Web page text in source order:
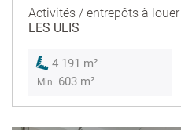
Activités / entrepôts à louer
LES ULIS
4 191 m²
Min. 603 m²